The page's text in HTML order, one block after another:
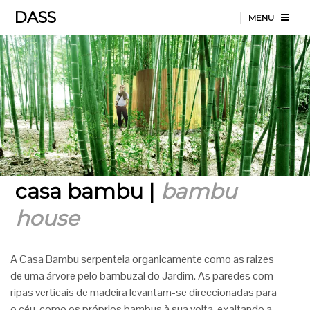
DASS MENU
casa bambu | bambu
house
A Casa Bambu serpenteia organicamente como as raizes
de uma árvore pelo bambuzal do Jardim. As paredes com
ripas verticais de madeira levantam-se direccionadas para